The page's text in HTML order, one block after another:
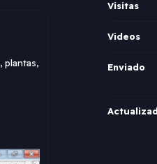
plantas,
Visitas
Videos
Enviado